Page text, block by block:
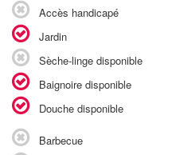
Accès handicapé
Jardin
Sèche-linge disponible
Baignoire disponible
Douche disponible
Barbecue